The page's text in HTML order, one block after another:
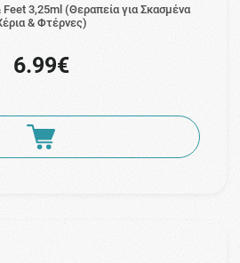
3,25ml (Θεραπεία για Σκασμένα
& Φτέρνες)
6.99€